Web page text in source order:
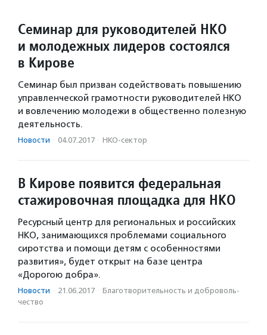
Семинар для руководителей НКО
и молодежных лидеров состоялся
в Кирове
Семинар был призван содействовать повышению
управленческой грамотности руководителей НКО
и вовлечению молодежи в общественно полезную
деятельность.
Новости · 04.07.2017 · НКО-сектор
В Кирове появится федеральная
стажировочная площадка для НКО
Ресурсный центр для региональных и российских
НКО, занимающихся проблемами социального
сиротства и помощи детям с особенностями
развития», будет открыт на базе центра
«Дорогою добра».
Новости · 21.06.2017 · Благотвори­тель­ность и доброволь­
чест­во